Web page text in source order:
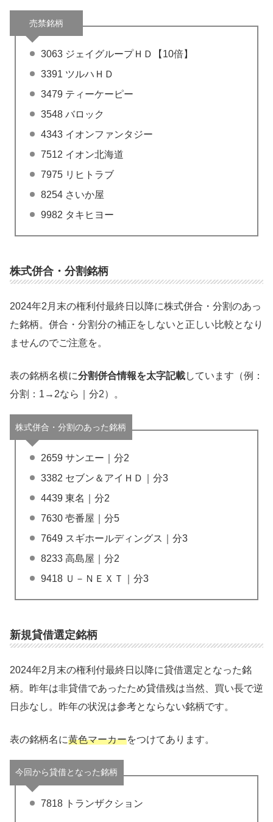
売禁銘柄
3063 ジェイグループＨＤ【10倍】
3391 ツルハＨＤ
3479 ティーケーピー
3548 バロック
4343 イオンファンタジー
7512 イオン北海道
7975 リヒトラブ
8254 さいか屋
9982 タキヒヨー
株式併合・分割銘柄
2024年2月末の権利付最終日以降に株式併合・分割のあっ
た銘柄。併合・分割分の補正をしないと正しい比較となり
ませんのでご注意を。
表の銘柄名横に分割併合情報を太字記載しています（例：
分割：1→2なら｜分2）。
株式併合・分割のあった銘柄
2659 サンエー｜分2
3382 セブン＆アイＨＤ｜分3
4439 東名｜分2
7630 壱番屋｜分5
7649 スギホールディングス｜分3
8233 高島屋｜分2
9418 Ｕ－ＮＥＸＴ｜分3
新規貸借選定銘柄
2024年2月末の権利付最終日以降に貸借選定となった銘
柄。昨年は非貸借であったため貸借残は当然、買い長で逆
日歩なし。昨年の状況は参考とならない銘柄です。
表の銘柄名に黄色マーカーをつけてあります。
今回から貸借となった銘柄
7818 トランザクション